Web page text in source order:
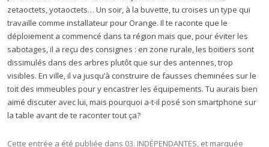
zetaoctets, yotaoctets… Un soir, à la buvette, tu croises un type qui
travaille comme installateur pour Orange. Il te raconte que le
déploiement a commencé dans ta région mais que, pour éviter les
sabotages, il a reçu des consignes : en zone rurale, les boitiers sont
dissimulés dans des arbres plutôt que sur des antennes, trop
visibles. En ville, il va jusqu’à construire de fausses cheminées sur le
toit des immeubles pour y encastrer les équipements. Tu aurais bien
aimé discuter avec lui, mais pourquoi a-t-il posé son smartphone sur
la table avant de te raconter tout ça?
Cette entrée a été publiée dans 03. INDÉPENDANTES, et marquée